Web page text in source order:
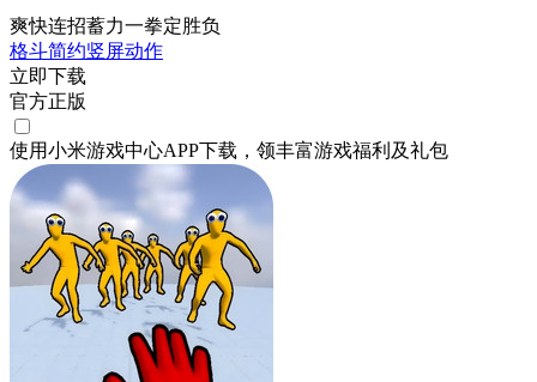
爽快连招蓄力一拳定胜负
格斗简约竖屏动作
立即下载
官方正版
使用小米游戏中心APP下载 ，领丰富游戏福利 及礼包